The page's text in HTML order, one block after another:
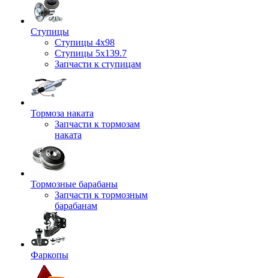
Ступицы
Ступицы 4x98
Ступицы 5x139.7
Запчасти к ступицам
Тормоза наката
Запчасти к тормозам
наката
Тормозные барабаны
Запчасти к тормозным
барабанам
Фаркопы